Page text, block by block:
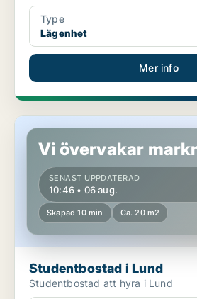
Type
Lägenhet
Mer info
Studentbostad i Lund
Vi övervakar
SENAST UPPDATERAD
10:46 • 06 aug.
Skapad 10 min Ca. 20 m2
Studentbostad i Lund
Studentbostad att hyra i Lund